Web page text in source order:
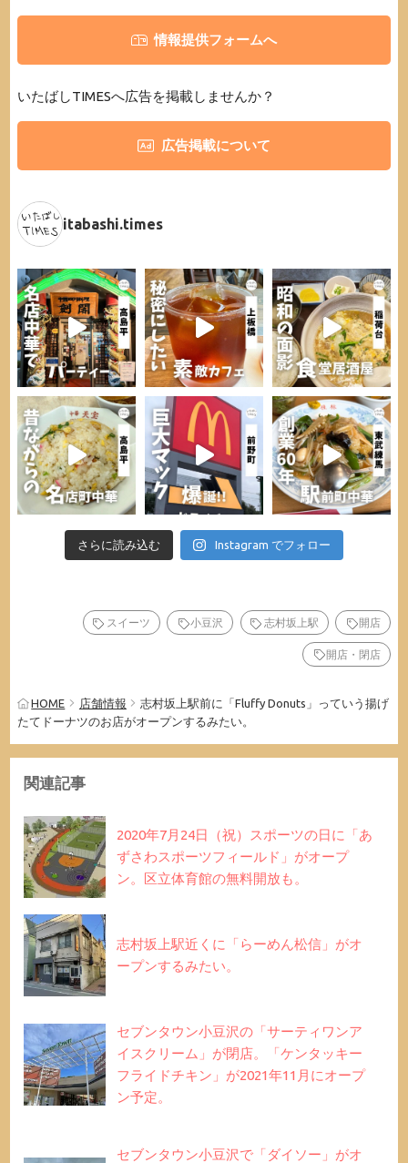
情報提供フォームへ
いたばしTIMESへ広告を掲載しませんか？
広告掲載について
itabashi.times
さらに読み込む Instagram でフォロー
スイーツ 小豆沢 志村坂上駅 開店
開店・閉店
HOME 店舗情報
志村坂上駅前に「Fluffy Donuts」っていう揚げ
たてドーナツのお店がオープンするみたい。
関連記事
2020年7月24日（祝）スポーツの日に「あ
ずさわスポーツフィールド」がオープ
ン。区立体育館の無料開放も。
志村坂上駅近くに「らーめん松信」がオ
ープンするみたい。
セブンタウン小豆沢の「サーティワンア
イスクリーム」が閉店。「ケンタッキー
フライドチキン」が2021年11月にオープ
ン予定。
セブンタウン小豆沢で「ダイソー」がオ